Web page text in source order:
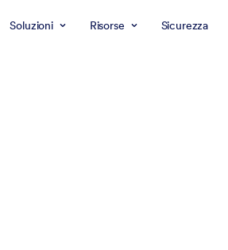
Soluzioni Risorse Sicurezza